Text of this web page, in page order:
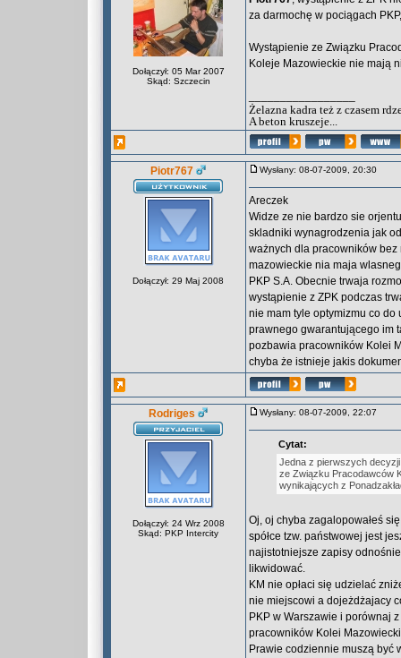
Dołączył: 05 Mar 2007
Skąd: Szczecin
za darmochę w pociągach
Wystąpienie ze Związku
Koleje Mazowieckie nie mają
Żelazna kadra też z czasem
A beton kruszeje...
Piotr767
Dołączył: 29 Maj 2008
Wysłany: 08-07-2009, 20:30
Areczek
Widze ze nie bardzo sie
skladniki wynagrodzenia jak
ważnych dla pracowników
mazowieckie nia maja
PKP S.A. Obecnie trwaja
wystąpienie z ZPK podczas
nie mam tyle optymizmu co
prawnego gwarantującego im
pozbawia pracowników Kolei
chyba że istnieje jakis
Rodriges
Dołączył: 24 Wrz 2008
Skąd: PKP Intercity
Wysłany: 08-07-2009, 22:07
Cytat:
Jedna z pierwszych
ze Związku Pracodawców
wynikających z
Oj, oj chyba zagalopowałeś
spółce tzw. państwowej jest
najistotniejsze zapisy
likwidować.
KM nie opłaci się udzielać
nie miejscowi a dojeżdżajacy
PKP w Warszawie i porównaj
pracowników Kolei
Prawie codziennie muszą być